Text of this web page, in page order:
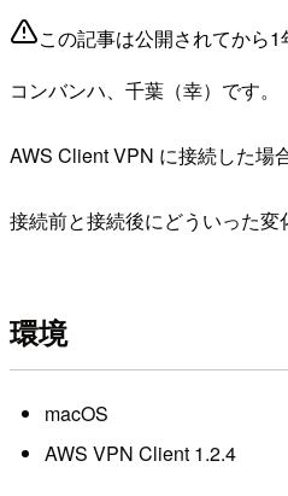
この記事は公開されてから
コンバンハ、千葉（幸）です。
AWS Client VPN に接続した場合
接続前と接続後にどういった変
環境
macOS
AWS VPN Client 1.2.4